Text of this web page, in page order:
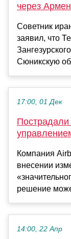
через
Советник
заявил, что
Сюникскую
17:00, 01 Дек
Компания
внесении
решение
14:00, 22 Апр